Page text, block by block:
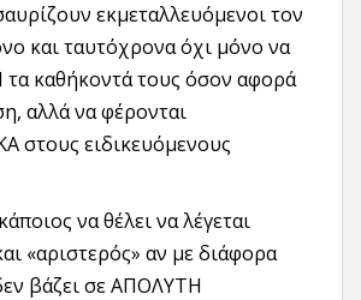
εκμεταλλευόμενοι τον
και ταυτόχρονα όχι μόνο να
καθήκοντά τους όσον αφορά
αλλά να φέρονται
στους ειδικευόμενους
να θέλει να λέγεται
«αριστερός» αν με διάφορα
βάζει σε ΑΠΟΛΥΤΗ